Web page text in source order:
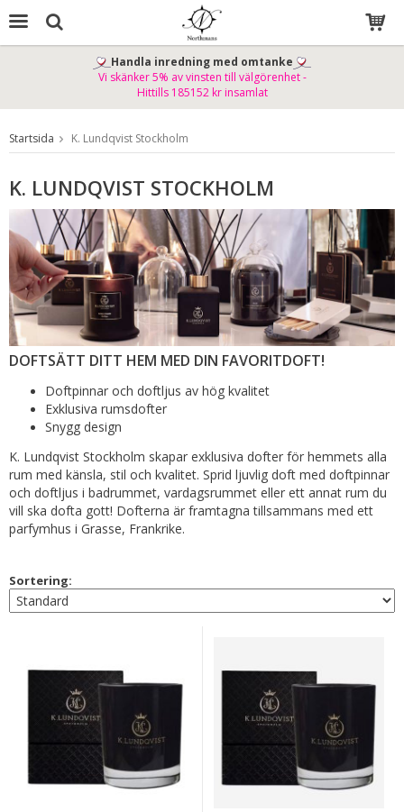
Produkten har blivit tillagd i varukorgen
Handla inredning med omtanke
Vi skänker 5% av vinsten till välgörenhet -
Hittills 185152 kr insamlat
Startsida K. Lundqvist Stockholm
K. LUNDQVIST STOCKHOLM
DOFTSÄTT DITT HEM MED DIN FAVORITDOFT!
Doftpinnar och doftljus av hög kvalitet
Exklusiva rumsdofter
Snygg design
K. Lundqvist Stockholm skapar exklusiva dofter för hemmets alla
rum med känsla, stil och kvalitet. Sprid ljuvlig doft med doftpinnar
och doftljus i badrummet, vardagsrummet eller ett annat rum du
vill ska dofta gott! Dofterna är framtagna tillsammans med ett
parfymhus i Grasse, Frankrike.
Sortering: